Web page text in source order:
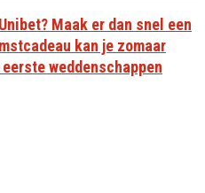
Maak er dan snel een
kan je zomaar
weddenschappen